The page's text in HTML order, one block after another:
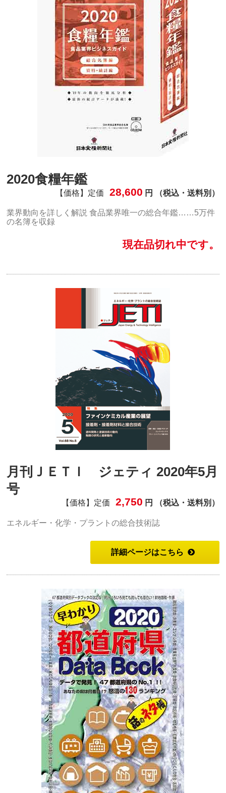
2020食糧年鑑
【価格】定価 28,600 円 （税込・送料別）
業界動向を詳しく解説 食品業界唯一の総合年鑑……5万件
の名簿を収録
現在品切れ中です。
月刊ＪＥＴＩ ジェティ 2020年5月
号
【価格】定価 2,750 円 （税込・送料別）
エネルギー・化学・プラントの総合技術誌
詳細ページはこちら